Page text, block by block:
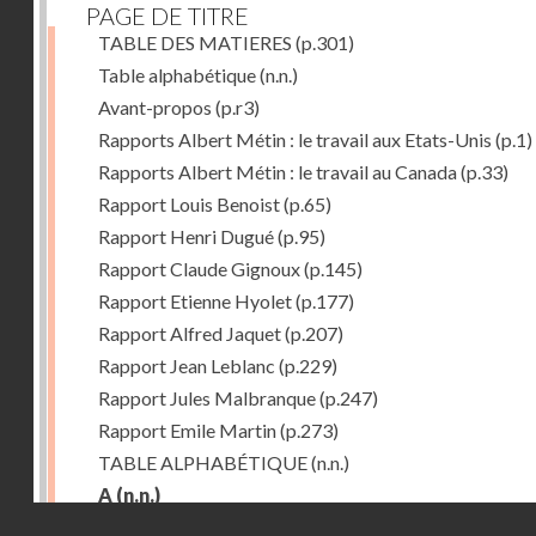
PAGE DE TITRE
TABLE DES MATIERES (p.301)
Table alphabétique(n.n.)
Avant-propos (p.r3)
Rapports Albert Métin : le travail aux Etats-Unis (p.1)
Rapports Albert Métin : le travail au Canada(p.33)
Rapport Louis Benoist(p.65)
Rapport Henri Dugué(p.95)
Rapport Claude Gignoux(p.145)
Rapport Etienne Hyolet(p.177)
Rapport Alfred Jaquet(p.207)
Rapport Jean Leblanc (p.229)
Rapport Jules Malbranque(p.247)
Rapport Emile Martin(p.273)
TABLE ALPHABÉTIQUE(n.n.)
A (n.n.)